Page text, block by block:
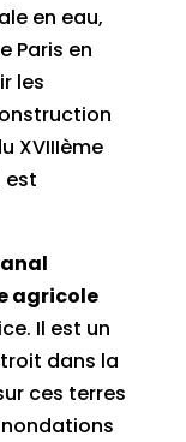
en eau,
Paris en
les
XVIIIème
est
agricole
Il est un
dans la
ces terres